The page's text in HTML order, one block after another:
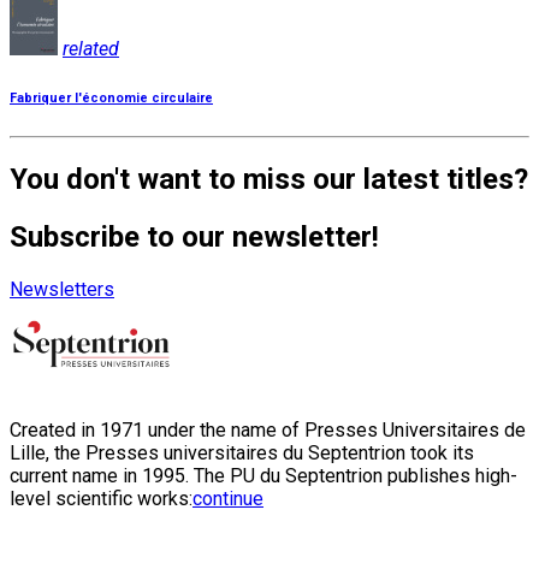
related
Fabriquer l'économie circulaire
You don't want to miss our latest titles?
Subscribe to our newsletter!
Newsletters
Created in 1971 under the name of Presses Universitaires de
Lille, the Presses universitaires du Septentrion took its
current name in 1995. The PU du Septentrion publishes high-
level scientific works:continue